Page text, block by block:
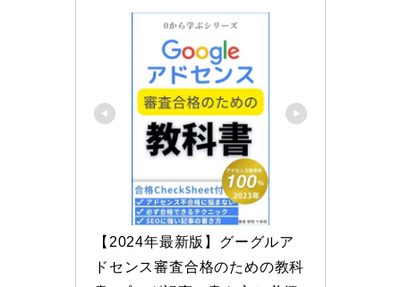
【2024年最新版】グーグルア
ドセンス審査合格のための教科